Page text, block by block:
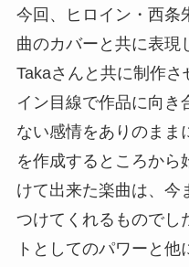
今回、ヒロイン・西条
曲のカバーと共に表現
Takaさんと共に制作
イン目線で作品に向き
ない感情をありのまま
を作成するところから
けて出来た楽曲は、今
つけてくれるものでし
トとしてのパワーと他